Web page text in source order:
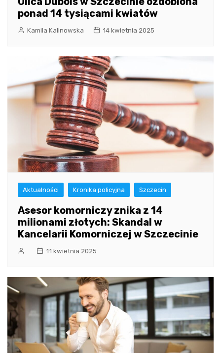
ponad 14 tysiącami kwiatów
Kamila Kalinowska 14 kwietnia 2025
Aktualności Kronika policyjna Szczecin
Asesor komorniczy znika z 14
milionami złotych: Skandal w
Kancelarii Komorniczej w Szczecinie
11 kwietnia 2025